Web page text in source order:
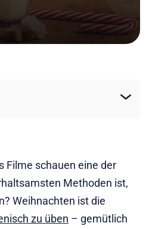
Filme schauen eine der
Methoden ist,
Weihnachten ist die
zu üben – gemütlich